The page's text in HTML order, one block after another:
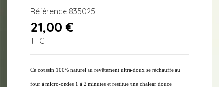
Référence 835025
21,00 €
TTC
Ce coussin 100% naturel au revêtement ultra-doux se réchauffe au
four à micro-ondes 1 à 2 minutes et restitue une chaleur douce